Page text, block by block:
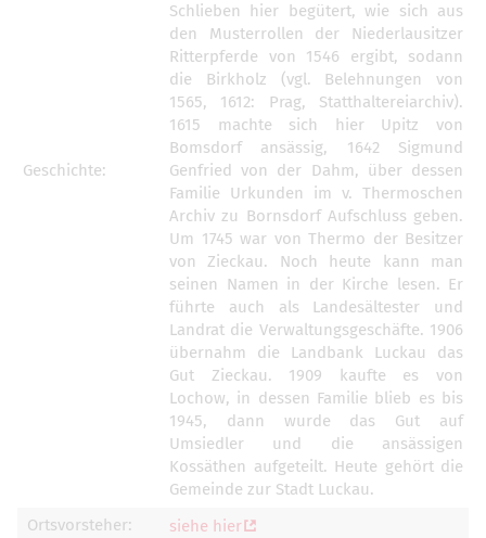
Geschichte:
Schlieben hier begütert, wie sich aus
den Musterrollen der Niederlausitzer
Ritterpferde von 1546 ergibt, sodann
die Birkholz (vgl. Belehnungen von
1565, 1612: Prag, Statthaltereiarchiv).
1615 machte sich hier Upitz von
Bomsdorf ansässig, 1642 Sigmund
Genfried von der Dahm, über dessen
Familie Urkunden im v. Thermoschen
Archiv zu Bornsdorf Aufschluss geben.
Um 1745 war von Thermo der Besitzer
von Zieckau. Noch heute kann man
seinen Namen in der Kirche lesen. Er
führte auch als Landesältester und
Landrat die Verwaltungsgeschäfte. 1906
übernahm die Landbank Luckau das
Gut Zieckau. 1909 kaufte es von
Lochow, in dessen Familie blieb es bis
1945, dann wurde das Gut auf
Umsiedler und die ansässigen
Kossäthen aufgeteilt. Heute gehört die
Gemeinde zur Stadt Luckau.
Ortsvorsteher:
siehe hier